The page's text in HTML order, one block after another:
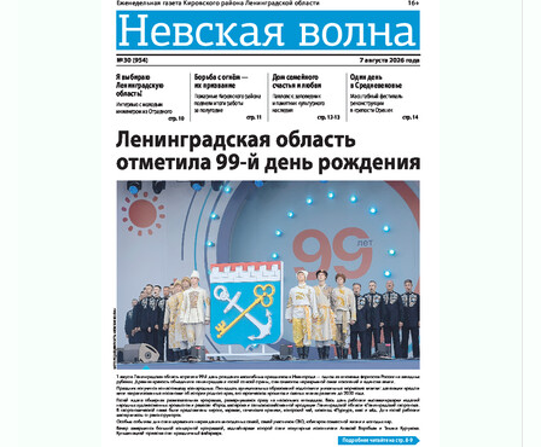
Не оставят в беде
05 августа 2026
На лидирующих позициях
04 августа 2026
Итоги конкурса «Лучший работник
Кадрового центра – 2026» подведены!
04 августа 2026
Ставка на дисциплину на перекрестках
В Ленобласти растет потребление
мобильного трафика
04 августа 2026
Полумрак бьёт по карману
04 августа 2026
Вниманию автомобилистов!